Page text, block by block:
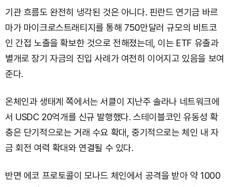
기관 흐름도 완전히 냉각된 것은 아니다. 핀란드 연기금 바르
마가 마이크로스트래티지를 통해 750만달러 규모의 비트코
인 간접 노출을 확보한 것으로 전해졌는데, 이는 ETF 유출과
별개로 장기 자금의 진입 사례가 여전히 이어지고 있음을 보여
준다.
온체인과 생태계 쪽에서는 서클이 지난주 솔라나 네트워크에
서 USDC 20억개를 신규 발행했다. 스테이블코인 유동성 확
충은 단기적으로는 거래 수요 확대, 중기적으로는 체인 내 자
금 회전 여력 확대와 연결될 수 있다.
반면 에코 프로토콜이 모나드 체인에서 공격을 받아 약 1000